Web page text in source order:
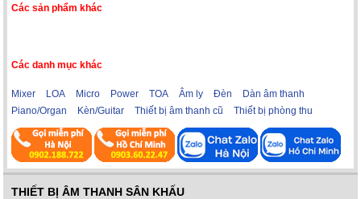
Các sản phẩm khác
Các danh mục khác
Mixer LOA Micro Power TOA Âm ly Đèn
Dàn âm thanh
Piano/Organ
Kèn/Guitar Thiết bị âm thanh cũ Thiết bị phòng thu
THIẾT BỊ ÂM THANH SÂN KHẤU